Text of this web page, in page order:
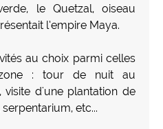
le Quetzal, oiseau
l’empire Maya.
au choix parmi celles
: tour de nuit au
visite d'une plantation de
etc...